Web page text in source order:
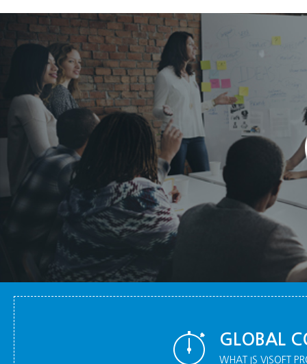
GLOBAL
WHAT IS VISOFT